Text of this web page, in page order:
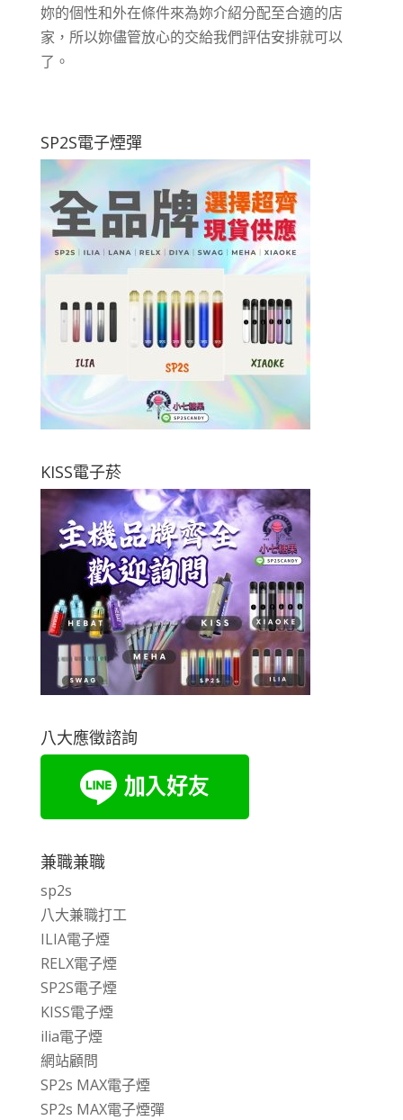
妳的個性和外在條件來為妳介紹分配至合適的店
家，所以妳儘管放心的交給我們評估安排就可以
了。
SP2S電子煙彈
KISS電子菸
八大應徵諮詢
兼職兼職
sp2s
八大兼職打工
ILIA電子煙
RELX電子煙
SP2S電子煙
KISS電子煙
ilia電子煙
網站顧問
SP2s MAX電子煙
SP2s MAX電子煙彈